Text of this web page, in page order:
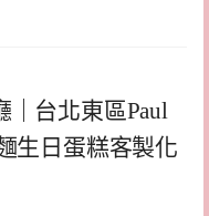
｜台北東區Paul
生日蛋糕客製化